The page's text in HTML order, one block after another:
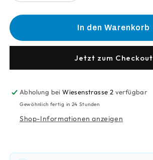
die
Menge
Coffee
die
Menge
für
Coffee
Bean
In den Warenkorb
Jetzt zum Checkout
Abholung beiWiesenstrasse 2 verfügbar
Gewöhnlich fertig in 24 Stunden
Shop-Informationen anzeigen